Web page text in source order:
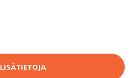
LISÄTIETOJA